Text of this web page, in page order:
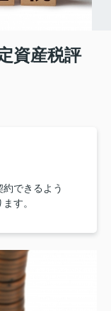
資産税評
できるよう
す。